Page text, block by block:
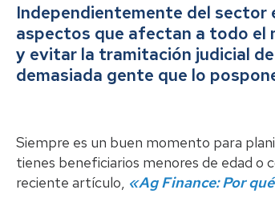
Independientemente del sector
aspectos que afectan a todo el
y evitar la tramitación judicial
demasiada gente que lo
Siempre es un buen momento para
tienes beneficiarios menores de edad o
reciente artículo, «Ag Finance: Por